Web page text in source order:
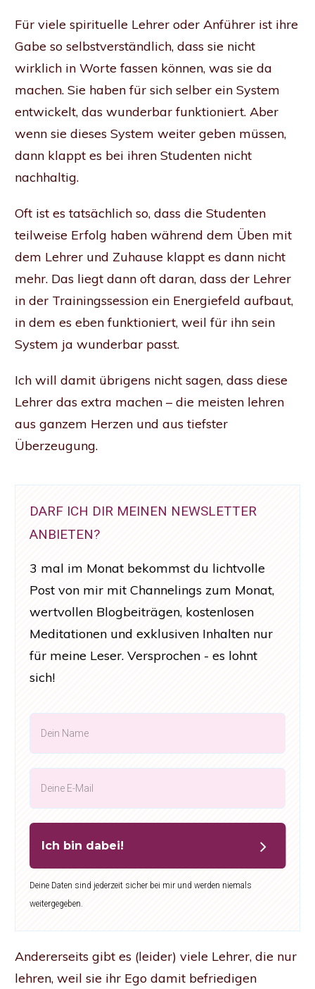
Für viele spirituelle Lehrer oder Anführer ist ihre
Gabe so selbstverständlich, dass sie nicht
wirklich in Worte fassen können, was sie da
machen. Sie haben für sich selber ein System
entwickelt, das wunderbar funktioniert. Aber
wenn sie dieses System weiter geben müssen,
dann klappt es bei ihren Studenten nicht
nachhaltig.
Oft ist es tatsächlich so, dass die Studenten
teilweise Erfolg haben während dem Üben mit
dem Lehrer und Zuhause klappt es dann nicht
mehr. Das liegt dann oft daran, dass der Lehrer
in der Trainingssession ein Energiefeld aufbaut,
in dem es eben funktioniert, weil für ihn sein
System ja wunderbar passt.
Ich will damit übrigens nicht sagen, dass diese
Lehrer das extra machen – die meisten lehren
aus ganzem Herzen und aus tiefster
Überzeugung.
DARF ICH DIR MEINEN NEWSLETTER
ANBIETEN?
3 mal im Monat bekommst du lichtvolle
Post von mir mit Channelings zum Monat,
wertvollen Blogbeiträgen, kostenlosen
Meditationen und exklusiven Inhalten nur
für meine Leser. Versprochen - es lohnt
sich!
Ich bin dabei!
Deine Daten sind jederzeit sicher bei mir und werden niemals
weitergegeben.
Andererseits gibt es (leider) viele Lehrer, die nur
lehren, weil sie ihr Ego damit befriedigen